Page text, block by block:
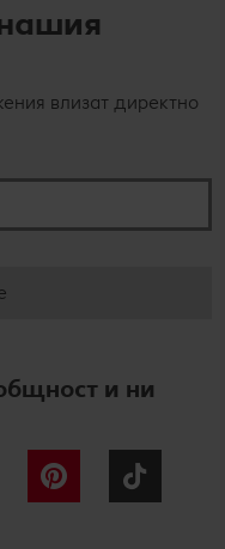
влизат директно
и ни
LinkedIn Pinterest